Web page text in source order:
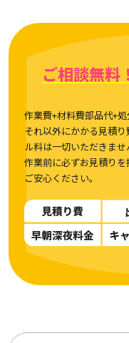
ご相談無料！
作業費+材料費部品代+
それ以外にかかる見積
ル料は一切いただきませ
作業前に必ずお見積り
ご安心ください。